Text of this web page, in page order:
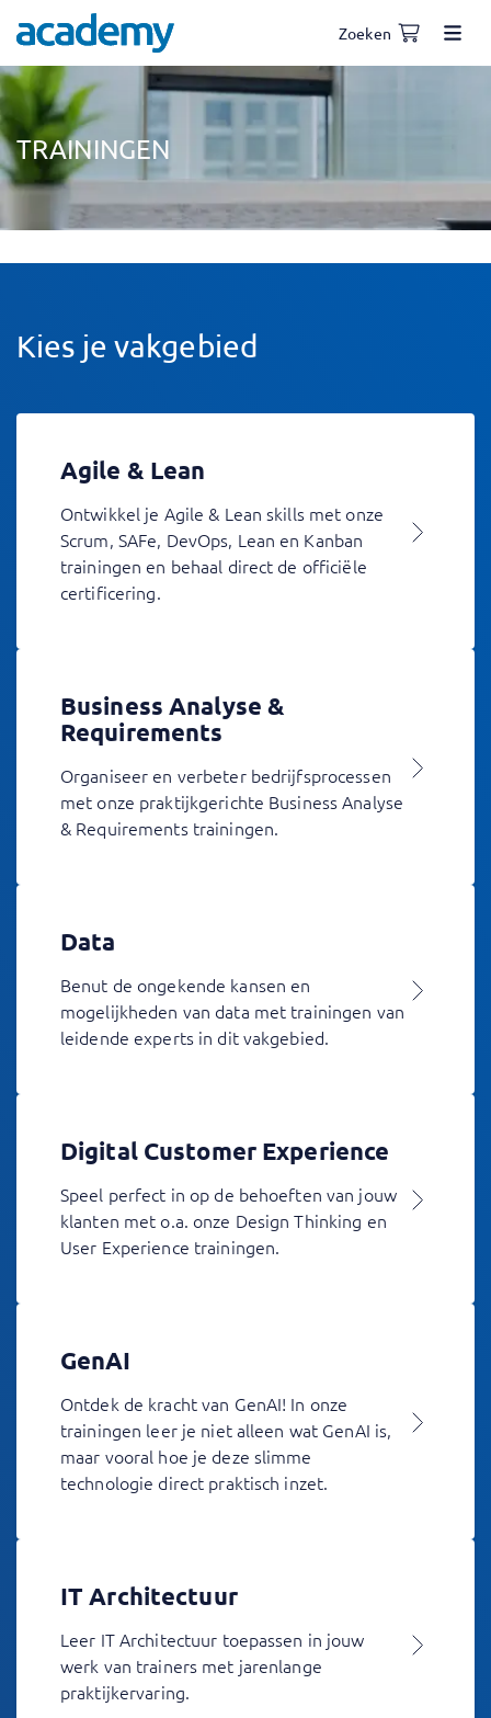
Zoeken
TRAININGEN
Kies je vakgebied
Agile & Lean
Ontwikkel je Agile & Lean skills met onze
Scrum, SAFe, DevOps, Lean en Kanban
trainingen en behaal direct de officiële
certificering.
Business Analyse &
Requirements
Organiseer en verbeter bedrijfsprocessen
met onze praktijkgerichte Business Analyse
& Requirements trainingen.
Data
Benut de ongekende kansen en
mogelijkheden van data met trainingen van
leidende experts in dit vakgebied.
Digital Customer Experience
Speel perfect in op de behoeften van jouw
klanten met o.a. onze Design Thinking en
User Experience trainingen.
GenAI
Ontdek de kracht van GenAI! In onze
trainingen leer je niet alleen wat GenAI is,
maar vooral hoe je deze slimme
technologie direct praktisch inzet.
IT Architectuur
Leer IT Architectuur toepassen in jouw
werk van trainers met jarenlange
praktijkervaring.